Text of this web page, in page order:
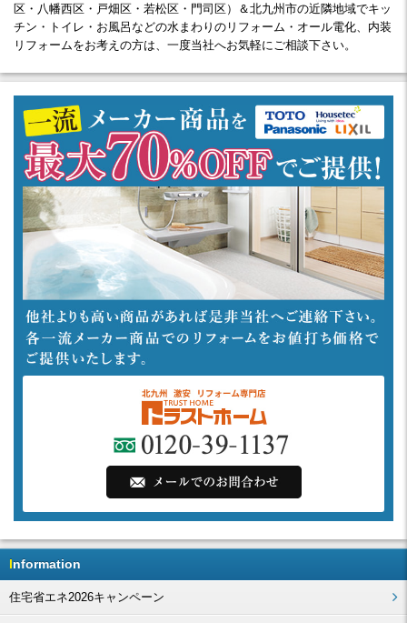
区・八幡西区・戸畑区・若松区・門司区）＆北九州市の近隣地域でキッ
チン・トイレ・お風呂などの水まわりのリフォーム・オール電化、内装
リフォームをお考えの方は、一度当社へお気軽にご相談下さい。
Information
住宅省エネ2026キャンペーン